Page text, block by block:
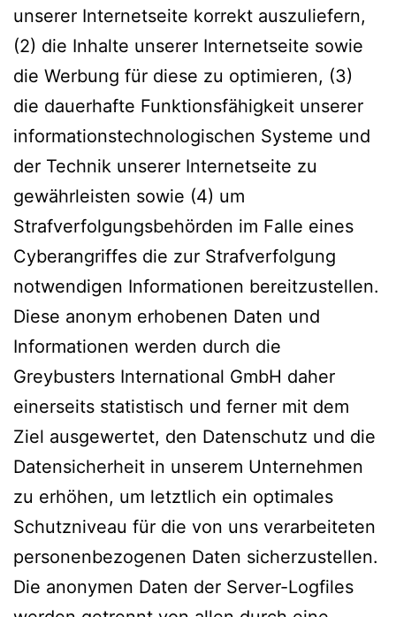
unserer Internetseite korrekt auszuliefern,
(2) die Inhalte unserer Internetseite sowie
die Werbung für diese zu optimieren, (3)
die dauerhafte Funktionsfähigkeit unserer
informationstechnologischen Systeme und
der Technik unserer Internetseite zu
gewährleisten sowie (4) um
Strafverfolgungsbehörden im Falle eines
Cyberangriffes die zur Strafverfolgung
notwendigen Informationen bereitzustellen.
Diese anonym erhobenen Daten und
Informationen werden durch die
Greybusters International GmbH daher
einerseits statistisch und ferner mit dem
Ziel ausgewertet, den Datenschutz und die
Datensicherheit in unserem Unternehmen
zu erhöhen, um letztlich ein optimales
Schutzniveau für die von uns verarbeiteten
personenbezogenen Daten sicherzustellen.
Die anonymen Daten der Server-Logfiles